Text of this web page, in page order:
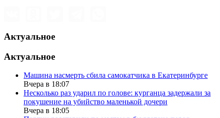
Актуальное
Актуальное
Машина насмерть сбила самокатчика в Екатеринбурге
Вчера в 18:07
Несколько раз ударил по голове: курганца задержали за
покушение на убийство маленькой дочери
Вчера в 18:05